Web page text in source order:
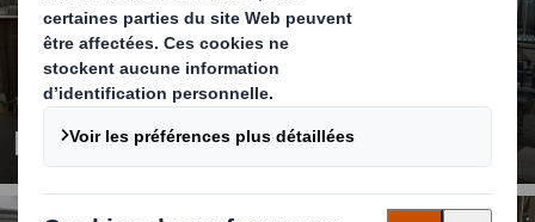
Packaging Systems en bref